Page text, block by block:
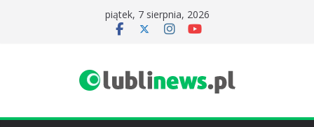
piątek, 7 sierpnia, 2026